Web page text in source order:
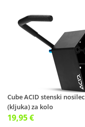
Cube ACID stenski nosilec
(kljuka) za kolo
19,95 €